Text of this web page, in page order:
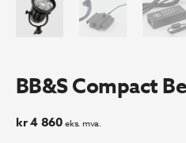
BB&S Compact
kr4 860 eks. mva.